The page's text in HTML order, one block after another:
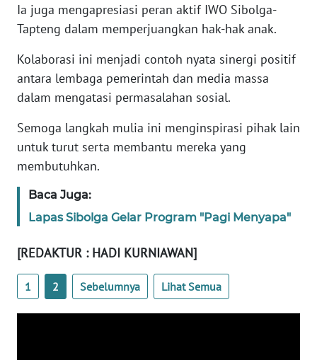
Ia juga mengapresiasi peran aktif IWO Sibolga-
Tapteng dalam memperjuangkan hak-hak anak.
Kolaborasi ini menjadi contoh nyata sinergi positif
antara lembaga pemerintah dan media massa
dalam mengatasi permasalahan sosial.
Semoga langkah mulia ini menginspirasi pihak lain
untuk turut serta membantu mereka yang
membutuhkan.
Baca Juga:
Lapas Sibolga Gelar Program "Pagi Menyapa"
[REDAKTUR : HADI KURNIAWAN]
1 2 Sebelumnya Lihat Semua
BARAT
RIAU
WN
WN
JAMBI
WN
SULTRA
WN